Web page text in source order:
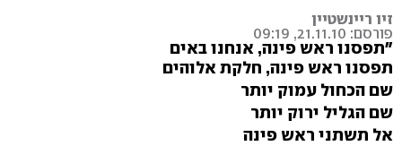
זיו ריינשטיין
פורסם: 21.11.10, 09:19
"תפסנו ראש פינה, אנחנו באים
תפסנו ראש פינה, חלקת אלוהים
שם הכחול עמוק יותר
שם הגליל ירוק יותר
אל תשתני ראש פינה